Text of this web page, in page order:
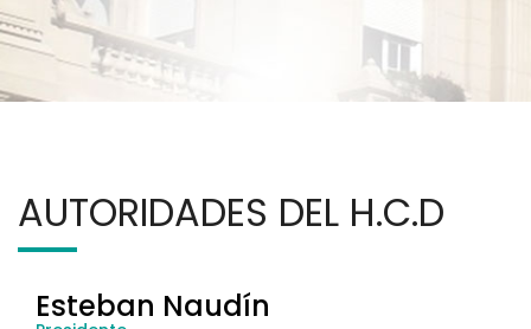
AUTORIDADES DEL H.C.D
Esteban Naudín